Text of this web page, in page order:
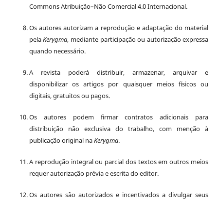
Commons Atribuição–Não Comercial 4.0 Internacional.
Os autores autorizam a reprodução e adaptação do material
pelaKerygma, mediante participação ou autorização expressa
quando necessário.
A revista poderá distribuir, armazenar, arquivar e
disponibilizar os artigos por quaisquer meios físicos ou
digitais, gratuitos ou pagos.
Os autores podem firmar contratos adicionais para
distribuição não exclusiva do trabalho, com menção à
publicação original naKerygma.
A reprodução integral ou parcial dos textos em outros meios
requer autorização prévia e escrita do editor.
Os autores são autorizados e incentivados a divulgar seus